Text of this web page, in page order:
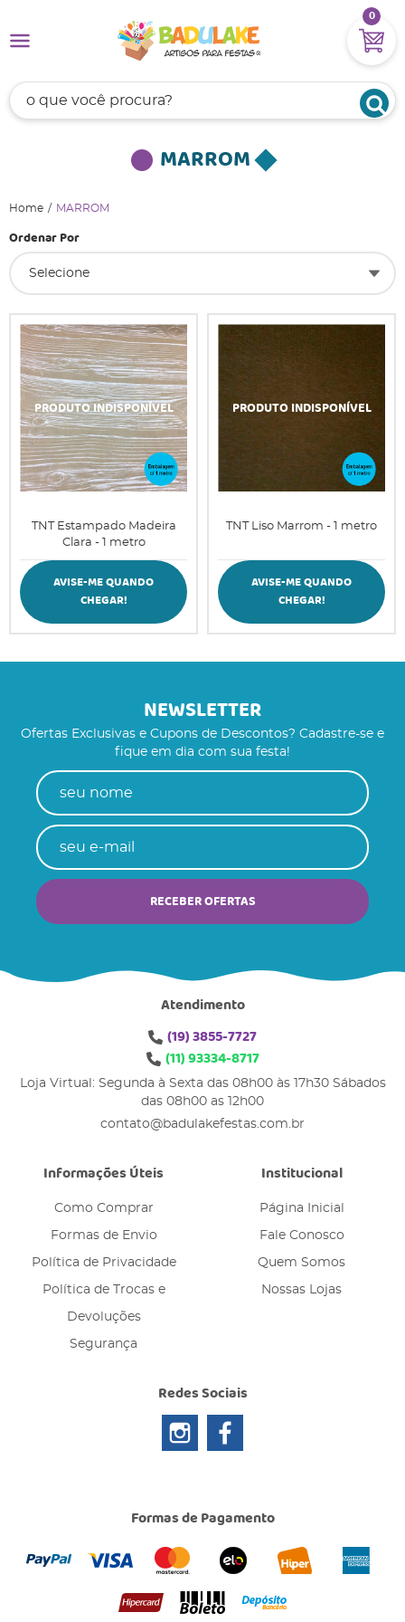
0
MARROM
Home MARROM
Ordenar Por
Selecione
TNT Estampado Madeira
Clara - 1 metro
AVISE-ME QUANDO
CHEGAR!
TNT Liso Marrom - 1 metro
AVISE-ME QUANDO
CHEGAR!
NEWSLETTER
Ofertas Exclusivas e Cupons de Descontos? Cadastre-se e
fique em dia com sua festa!
RECEBER OFERTAS
Atendimento
(19)3855-7727
(11)93334-8717
Loja Virtual: Segunda à Sexta das 08h00 às 17h30 Sábados
das 08h00 as 12h00
contato@badulakefestas.com.br
Informações Úteis
Como Comprar
Formas de Envio
Política de Privacidade
Política de Trocas e
Devoluções
Segurança
Institucional
Página Inicial
Fale Conosco
Quem Somos
Nossas Lojas
Redes Sociais
Formas de Pagamento